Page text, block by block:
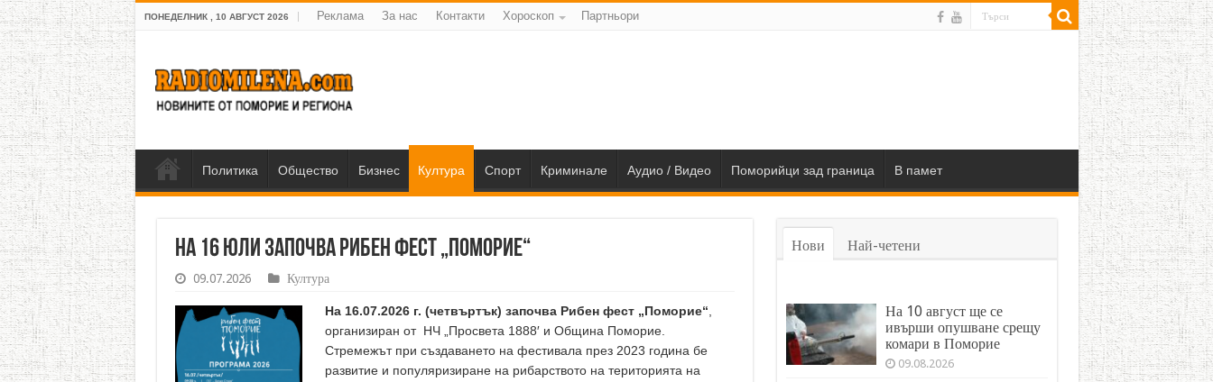
ПОНЕДЕЛНИК , 10 АВГУСТ 2026 Реклама За нас Контакти Хороскоп Партньори
Политика Общество Бизнес Култура Спорт Криминале Аудио / Видео Поморийци зад граница В памет
На 16 юли започва Рибен фест „Поморие“
09.07.2026 Култура
На 16.07.2026 г. (четвъртък) започва Рибен фест „Поморие“
организиран от НЧ „Просвета 1888′ и Община Поморие.
Стремежът при създаването на фестивала през 2023 година бе
развитие и популяризиране на рибарството на територията на
Нови Най-четени
На 10 август ще се
ивърши опушване срещу
комари в Поморие
09.08.2026